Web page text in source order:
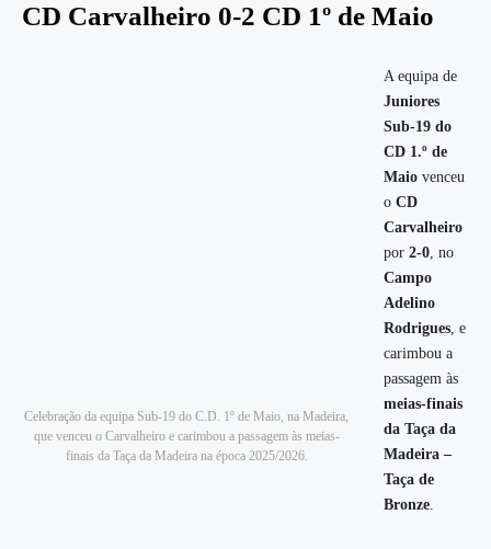
CD Carvalheiro 0-2 CD 1º de Maio
Celebração da equipa Sub-19 do C.D. 1º de Maio, na Madeira,
que venceu o Carvalheiro e carimbou a passagem às meias-
finais da Taça da Madeira na época 2025/2026.
A equipa de
Juniores
Sub-19 do
CD 1.º de
Maio venceu
o CD
Carvalheiro
por 2-0 , no
Campo
Adelino
Rodrigues , e
carimbou a
passagem às
meias-finais
da Taça da
Madeira –
Taça de
Bronze